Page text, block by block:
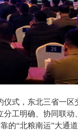
式，东北三省一区
工明确、协同联
的“北粮南运”大通